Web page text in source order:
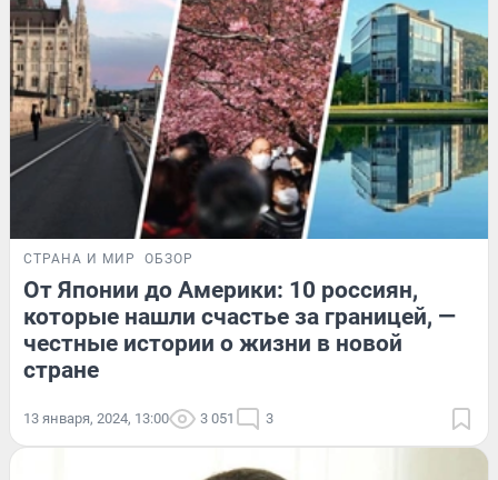
СТРАНА И МИР ОБЗОР
От Японии до Америки: 10 россиян,
которые нашли счастье за границей, —
честные истории о жизни в новой
стране
13 января, 2024, 13:00 3 051 3